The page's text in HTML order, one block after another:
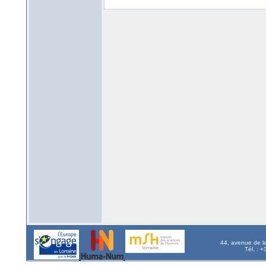
44, avenue de
Tél. :